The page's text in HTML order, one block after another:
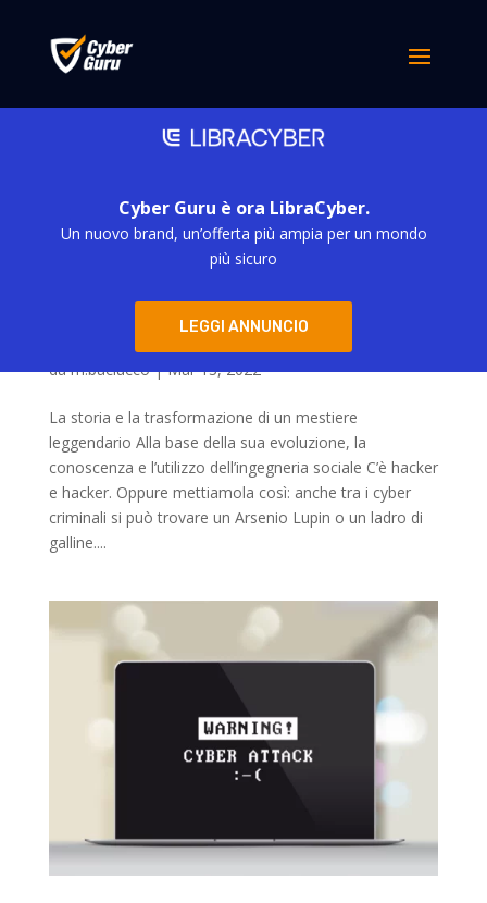
Cyber Guru è ora LibraCyber.
Un nuovo brand, un’offerta più ampia per un mondo
più sicuro
LEGGI ANNUNCIO
C’è hacker e hacker: dal ladro di galline al
moderno Arsenio Lupin
dam.baciucco|Mar 13, 2022
La storia e la trasformazione di un mestiere
leggendario Alla base della sua evoluzione, la
conoscenza e l’utilizzo dell’ingegneria sociale C’è hacker
e hacker. Oppure mettiamola così: anche tra i cyber
criminali si può trovare un Arsenio Lupin o un ladro di
galline....